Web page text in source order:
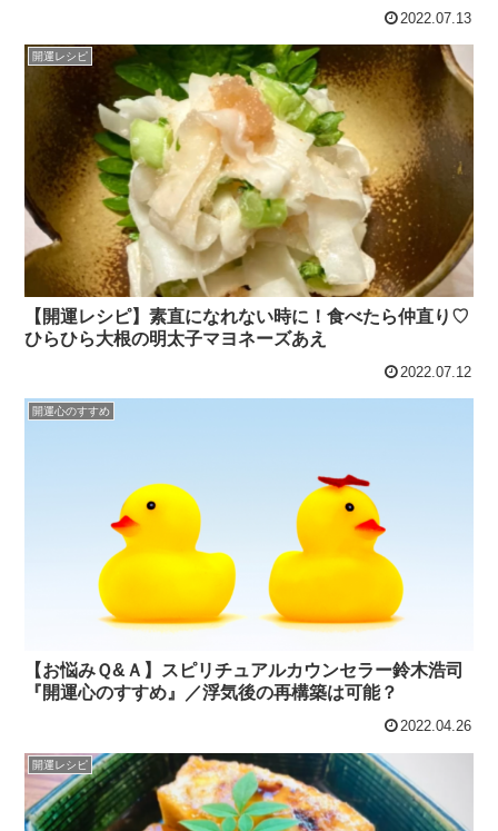
2022.07.13
開運レシピ
【開運レシピ】素直になれない時に！食べたら仲直り♡
ひらひら大根の明太子マヨネーズあえ
2022.07.12
開運心のすすめ
【お悩みＱ&Ａ】スピリチュアルカウンセラー鈴木浩司
『開運心のすすめ』／浮気後の再構築は可能？
2022.04.26
開運レシピ